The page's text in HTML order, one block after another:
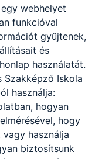
jogsival
türelmüket és
webhelyet
funkcióval
gyűjtenek,
és
használatát.
Szakképző Iskola
használja:
hogyan
hogy
használja
biztosítsunk